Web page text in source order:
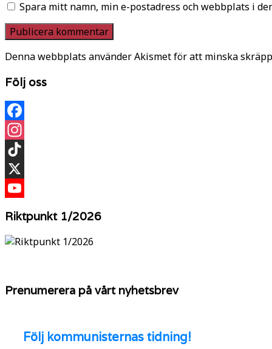
Spara mitt namn, min e-postadress och webbplats i
Denna webbplats använder Akismet för att minska
Följ oss
Facebook
Instagram
TikTok
X
Riktpunkt 1/2026
Prenumerera på vårt nyhetsbrev
Följ kommunisternas tidning!